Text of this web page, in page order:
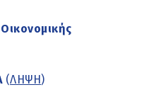
(ΛΗΨΗ )